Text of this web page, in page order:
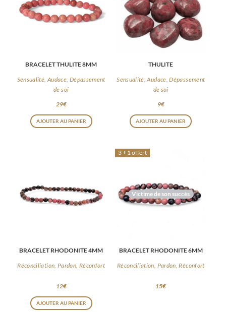
BRACELET THULITE 8MM
Sensualité, Audace, Dépassement
de soi
29€
AJOUTER AU PANIER
THULITE
Sensualité, Audace, Dépassement
de soi
9€
AJOUTER AU PANIER
BRACELET RHODONITE 4MM
Réconciliation, Pardon, Réconfort
12€
AJOUTER AU PANIER
Victime de son succès
3 + 1 offert
BRACELET RHODONITE 6MM
Réconciliation, Pardon, Réconfort
15€